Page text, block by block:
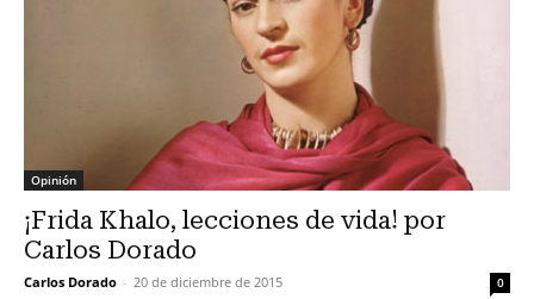
Opinión
¡Frida Khalo, lecciones de vida! por
Carlos Dorado
Carlos Dorado - 20 de diciembre de 2015 0